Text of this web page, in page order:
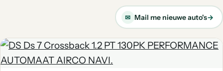
✉ Mail me nieuwe auto's→